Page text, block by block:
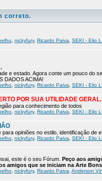
correto.
nickyfury, Ricardo Paiva
SEKI - Elio
e estado. Agora conte um pouco do
DADOS ACIMA!
nickyfury, Ricardo Paiva
SEKI - Elio
POR SUA UTILIDADE GERAL.
para conhecimento de todos
nickyfury, Ricardo Paiva
SEKI - Elio
opiniões no estilo, identificação de
nickyfury, Ricardo Paiva
SEKI - Elio
este é o seu Fórum. Peço aos
amigos que se iniciam na Arte
nickyfury, Ricardo Paiva Anderson